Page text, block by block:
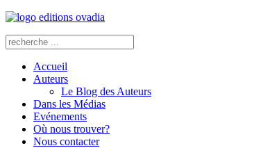
Accueil
Auteurs
Le Blog des Auteurs
Dans les Médias
Evénements
Où nous trouver?
Nous contacter